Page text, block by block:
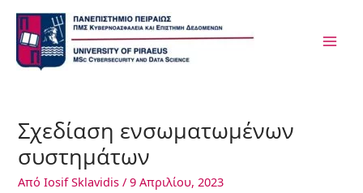
Μετάβαση
στο
περιεχόμενο
Σχεδίαση ενσωματωμένων
συστημάτων
ΑπόIosif Sklavidis/9 Απριλίου, 2023
Post
navigation